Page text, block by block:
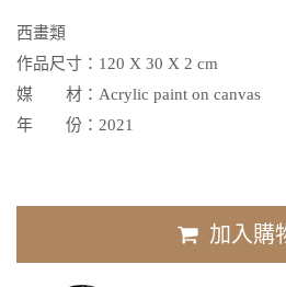
西畫類
作品尺寸： 120 X 30 X 2 cm
媒 材： Acrylic paint on canvas
年 份： 2021
加入購